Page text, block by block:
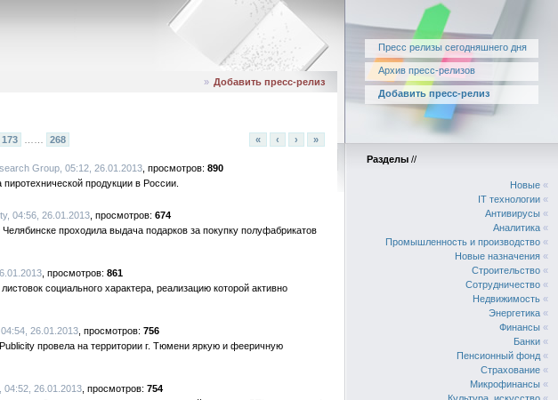
Пресс релизы сегодняшнего дня
Архив пресс-релизов
Добавить пресс-релиз
» Добавить пресс-релиз
173 268 « ‹ › »
Group, 05:12, 26.01.2013
890
продукции в России.
04:56, 26.01.2013
674
проходила выдача подарков за покупку полуфабрикатов
861
социального характера, реализацию которой активно
04:54, 26.01.2013
756
провела на территории г. Тюмени яркую и фееричную
04:52, 26.01.2013
754
Разделы //
Новые «
IT технологии «
Антивирусы «
Аналитика «
Промышленность и производство «
Новые назначения «
Строительство «
Сотрудничество «
Недвижимость «
Энергетика «
Финансы «
Банки «
Пенсионный фонд «
Страхование «
Микрофинансы «